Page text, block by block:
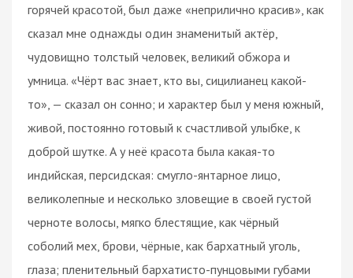
горячей красотой, был даже «неприлично красив», как
сказал мне однажды один знаменитый актёр,
чудовищно толстый человек, великий обжора и
умница. «Чёрт вас знает, кто вы, сицилианец какой-
то», — сказал он сонно; и характер был у меня южный,
живой, постоянно готовый к счастливой улыбке, к
доброй шутке. А у неё красота была какая-то
индийская, персидская: смугло-янтарное лицо,
великолепные и несколько зловещие в своей густой
черноте волосы, мягко блестящие, как чёрный
соболий мех, брови, чёрные, как бархатный уголь,
глаза; пленительный бархатисто-пунцовыми губами